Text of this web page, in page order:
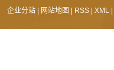
企业分站 网站地图 RSS XML